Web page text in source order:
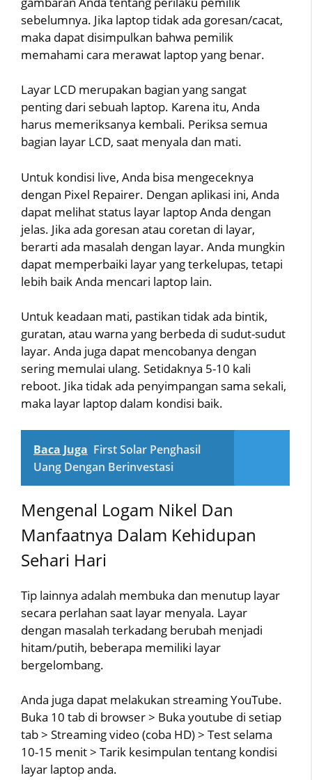
sebelumnya. Jika laptop tidak ada goresan/cacat,
maka dapat disimpulkan bahwa pemilik
memahami cara merawat laptop yang benar.
Layar LCD merupakan bagian yang sangat
penting dari sebuah laptop. Karena itu, Anda
harus memeriksanya kembali. Periksa semua
bagian layar LCD, saat menyala dan mati.
Untuk kondisi live, Anda bisa mengeceknya
dengan Pixel Repairer. Dengan aplikasi ini, Anda
dapat melihat status layar laptop Anda dengan
jelas. Jika ada goresan atau coretan di layar,
berarti ada masalah dengan layar. Anda mungkin
dapat memperbaiki layar yang terkelupas, tetapi
lebih baik Anda mencari laptop lain.
Untuk keadaan mati, pastikan tidak ada bintik,
guratan, atau warna yang berbeda di sudut-sudut
layar. Anda juga dapat mencobanya dengan
sering memulai ulang. Setidaknya 5-10 kali
reboot. Jika tidak ada penyimpangan sama sekali,
maka layar laptop dalam kondisi baik.
Baca Juga First Solar Penghasil
Uang Dengan Berinvestasi
Mengenal Logam Nikel Dan
Manfaatnya Dalam Kehidupan
Sehari Hari
Tip lainnya adalah membuka dan menutup layar
secara perlahan saat layar menyala. Layar
dengan masalah terkadang berubah menjadi
hitam/putih, beberapa memiliki layar
bergelombang.
Anda juga dapat melakukan streaming YouTube.
Buka 10 tab di browser > Buka youtube di setiap
tab > Streaming video (coba HD) > Test selama
10-15 menit > Tarik kesimpulan tentang kondisi
layar laptop anda.